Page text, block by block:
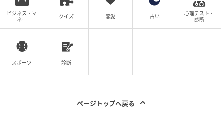
ビジネス・マ
ネー
クイズ 恋愛 占い
心理テスト・
診断
スポーツ 診断
ページトップへ戻る